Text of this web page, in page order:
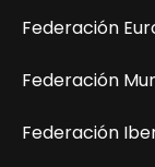
Federación
Federación
Federación